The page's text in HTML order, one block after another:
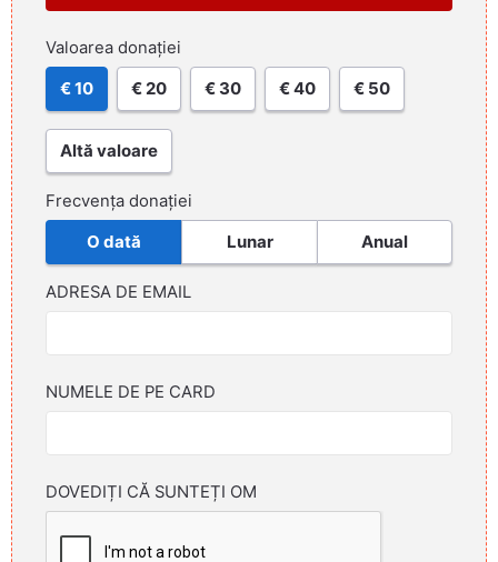
Valoarea donației
€ 10 € 20 € 30 € 40 € 50
Altă valoare
Frecvența donației
O dată Lunar Anual
ADRESA DE EMAIL
NUMELE DE PE CARD
DOVEDIȚI CĂ SUNTEȚI OM